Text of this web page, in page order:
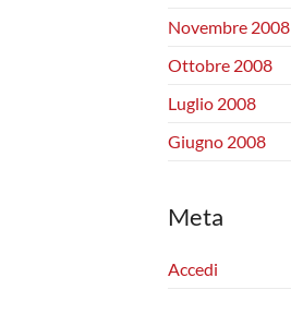
Novembre 2008
Ottobre 2008
Luglio 2008
Giugno 2008
Meta
Accedi